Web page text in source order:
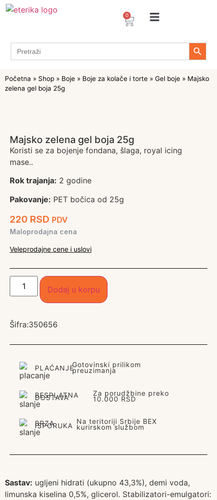
0
Search
for:
Search
Početna » Shop » Boje » Boje za kolače i torte » Gel boje » Majsko
zelena gel boja 25g
Majsko zelena gel boja 25g
Koristi se za bojenje fondana, šlaga, royal icing
mase..
Rok trajanja: 2 godine
Pakovanje: PET bočica od 25g
220 RSD PDV
Maloprodajna cena
Veleprodajne cene i uslovi
Dodaj u korpu
Šifra:350656
PLAĆANJEGotovinski prilikom
preuzimanja
BESPLATNA
DOSTAVA
Za porudžbine preko
10.000 RSD
BRZA
ISPORUKA
Na teritoriji Srbije BEX
kurirskom službom
Sastav: ugljeni hidrati (ukupno 43,3%), demi voda,
limunska kiselina 0,5%, glicerol. Stabilizatori-emulgatori: